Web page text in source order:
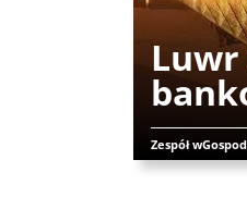
Luwr
Zespół